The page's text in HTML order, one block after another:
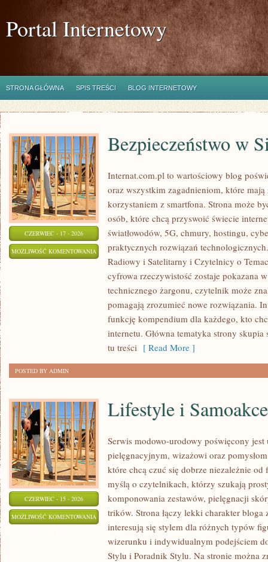
Portal Internetowy
STRONA GŁÓWNA SPIS TREŚCI BLOG INTERNETOWY
CZERWIEC - 17 - 2026
MOŻLIWOŚĆ KOMENTOWANIA BEZPIECZEŃSTWO
SIECI
Bezpieczeństwo w
Internat.com.pl to wartościowy blog
oraz wszystkim zagadnieniom, które
korzystaniem z smartfona. Strona może
osób, które chcą przyswoić świecie
światłowodów, 5G, chmury, hostingu,
praktycznych rozwiązań
Radiowy i Satelitarny i Czytelnicy o
cyfrowa rzeczywistość zostaje pokazana
technicznego żargonu, czytelnik może
pomagają zrozumieć nowe rozwiązania.
funkcję kompendium dla każdego, kto
internetu. Główna tematyka strony skupia
tu treści [ Read More ]
POSTED BY ADMIN
CZERWIEC - 15 - 2026
MOŻLIWOŚĆ KOMENTOWANIA LIFESTYLE
SAMOAKCEPTACJA
Lifestyle i
Serwis modowo-urodowy poświęcony
pielęgnacyjnym, wizażowi oraz
które chcą czuć się dobrze niezależnie od
myślą o czytelnikach, którzy szukają
komponowania zestawów, pielęgnacji
trików. Strona łączy lekki charakter
interesują się stylem dla różnych typów
wizerunku i indywidualnym podejściem
Stylu i Poradnik Stylu. Na stronie można